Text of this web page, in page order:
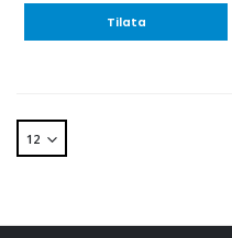
Tilata